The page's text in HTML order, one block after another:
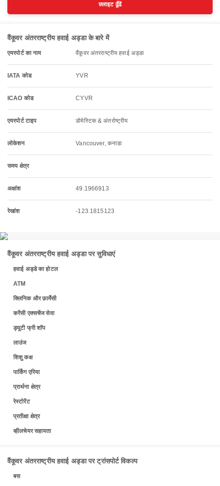
फ़्लाइट ढूँढें
वैंकूवर अंतरराष्ट्रीय हवाई अड्डा के बारे में
एयरपोर्ट का नाम वैंकूवर अंतरराष्ट्रीय हवाई अड्डा
IATA कोड YVR
ICAO कोड CYVR
एयरपोर्ट टाइप डोमेस्टिक & अंतर्राष्ट्रीय
लोकेशन Vancouver, कनाडा
समय क्षेत्र
अक्षांश 49.1966913
रेखांश -123.1815123
वैंकूवर अंतरराष्ट्रीय हवाई अड्डा पर सुविधाएं
हवाई अड्डे का होटल
ATM
क्लिनिक और फ़ार्मेसी
करेंसी एक्सचेंज सेवा
ड्यूटी फ्री शॉप
लाउंज
शिशु कक्ष
पार्किंग एरिया
प्रार्थना क्षेत्र
रेस्टोरेंट
प्रतीक्षा क्षेत्र
व्हीलचेयर सहायता
वैंकूवर अंतरराष्ट्रीय हवाई अड्डा पर ट्रांसपोर्ट विकल्प
बस